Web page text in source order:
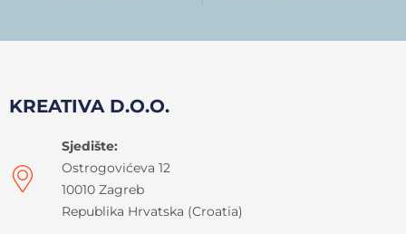
KREATIVA D.O.O.
Sjedište:
Ostrogovićeva 12
10010 Zagreb
Republika Hrvatska (Croatia)